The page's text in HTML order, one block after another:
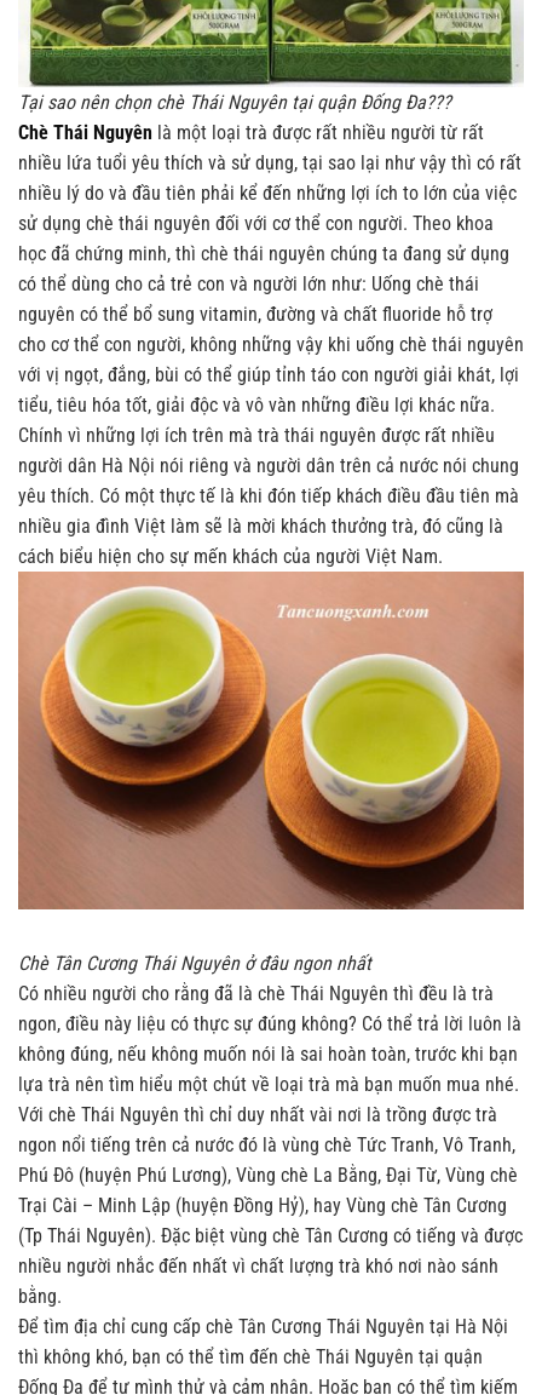
Tại sao nên chọn chè Thái Nguyên tại quận Đống Đa???
Chè Thái Nguyên là một loại trà được rất nhiều người từ rất
nhiều lứa tuổi yêu thích và sử dụng, tại sao lại như vậy thì có rất
nhiều lý do và đầu tiên phải kể đến những lợi ích to lớn của việc
sử dụng chè thái nguyên đối với cơ thể con người. Theo khoa
học đã chứng minh, thì chè thái nguyên chúng ta đang sử dụng
có thể dùng cho cả trẻ con và người lớn như: Uống chè thái
nguyên có thể bổ sung vitamin, đường và chất fluoride hỗ trợ
cho cơ thể con người, không những vậy khi uống chè thái nguyên
với vị ngọt, đắng, bùi có thể giúp tỉnh táo con người giải khát, lợi
tiểu, tiêu hóa tốt, giải độc và vô vàn những điều lợi khác nữa.
Chính vì những lợi ích trên mà trà thái nguyên được rất nhiều
người dân Hà Nội nói riêng và người dân trên cả nước nói chung
yêu thích. Có một thực tế là khi đón tiếp khách điều đầu tiên mà
nhiều gia đình Việt làm sẽ là mời khách thưởng trà, đó cũng là
cách biểu hiện cho sự mến khách của người Việt Nam.
Chè Tân Cương Thái Nguyên ở đâu ngon nhất
Có nhiều người cho rằng đã là chè Thái Nguyên thì đều là trà
ngon, điều này liệu có thực sự đúng không? Có thể trả lời luôn là
không đúng, nếu không muốn nói là sai hoàn toàn, trước khi bạn
lựa trà nên tìm hiểu một chút về loại trà mà bạn muốn mua nhé.
Với chè Thái Nguyên thì chỉ duy nhất vài nơi là trồng được trà
ngon nổi tiếng trên cả nước đó là vùng chè Tức Tranh, Vô Tranh,
Phú Đô (huyện Phú Lương), Vùng chè La Bằng, Đại Từ, Vùng chè
Trại Cài – Minh Lập (huyện Đồng Hỷ), hay Vùng chè Tân Cương
(Tp Thái Nguyên). Đặc biệt vùng chè Tân Cương có tiếng và được
nhiều người nhắc đến nhất vì chất lượng trà khó nơi nào sánh
bằng.
Để tìm địa chỉ cung cấp chè Tân Cương Thái Nguyên tại Hà Nội
thì không khó, bạn có thể tìm đến chè Thái Nguyên tại quận
Đống Đa để tự mình thử và cảm nhận. Hoặc bạn có thể tìm kiếm